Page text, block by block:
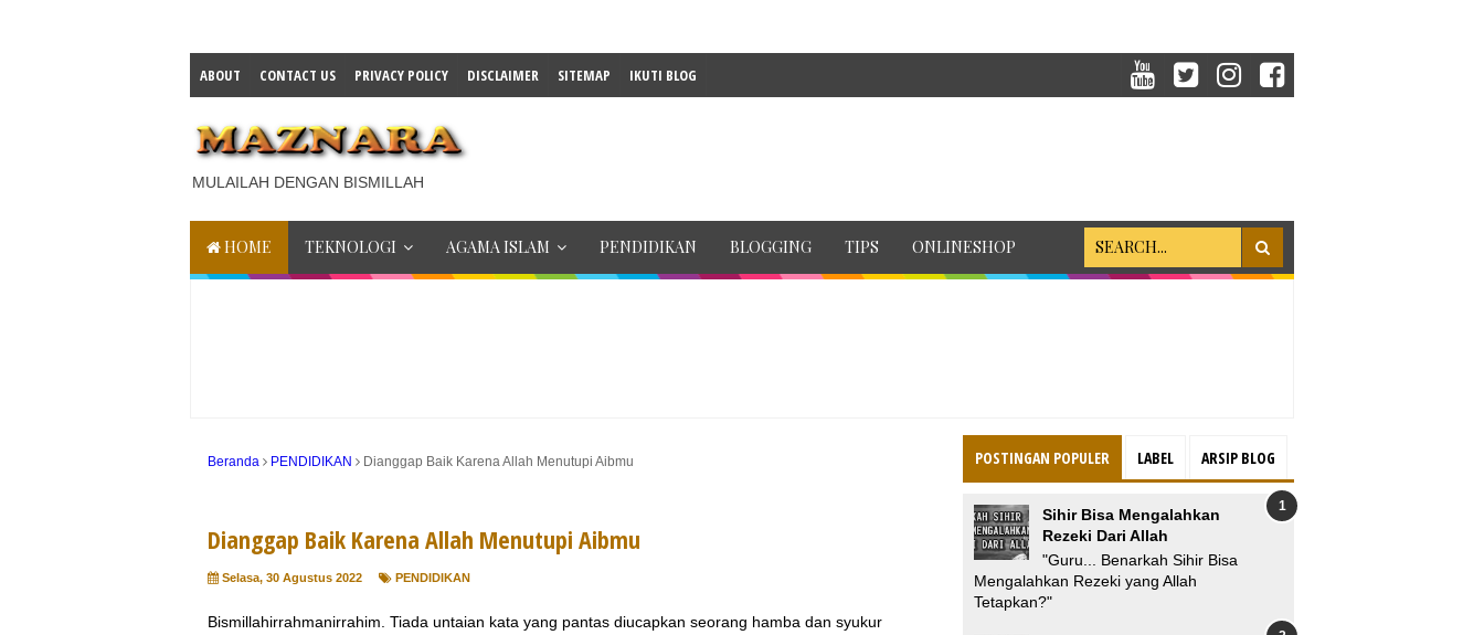
ABOUT CONTACT US PRIVACY POLICY DISCLAIMER SITEMAP IKUTI BLOG
MULAILAH DENGAN BISMILLAH
HOME TEKNOLOGI AGAMA ISLAM PENDIDIKAN BLOGGING TIPS ONLINESHOP
Beranda PENDIDIKAN Dianggap Baik Karena Allah Menutupi Aibmu
Dianggap Baik Karena Allah Menutupi Aibmu
Selasa, 30 Agustus 2022 PENDIDIKAN
Bismillahirrahmanirrahim. Tiada untaian kata yang pantas diucapkan seorang hamba dan syukur
POSTINGAN POPULER LABEL ARSIP BLOG
Sihir Bisa Mengalahkan
Rezeki Dari Allah
"Guru... Benarkah Sihir Bisa
Mengalahkan Rezeki yang Allah
Tetapkan?"